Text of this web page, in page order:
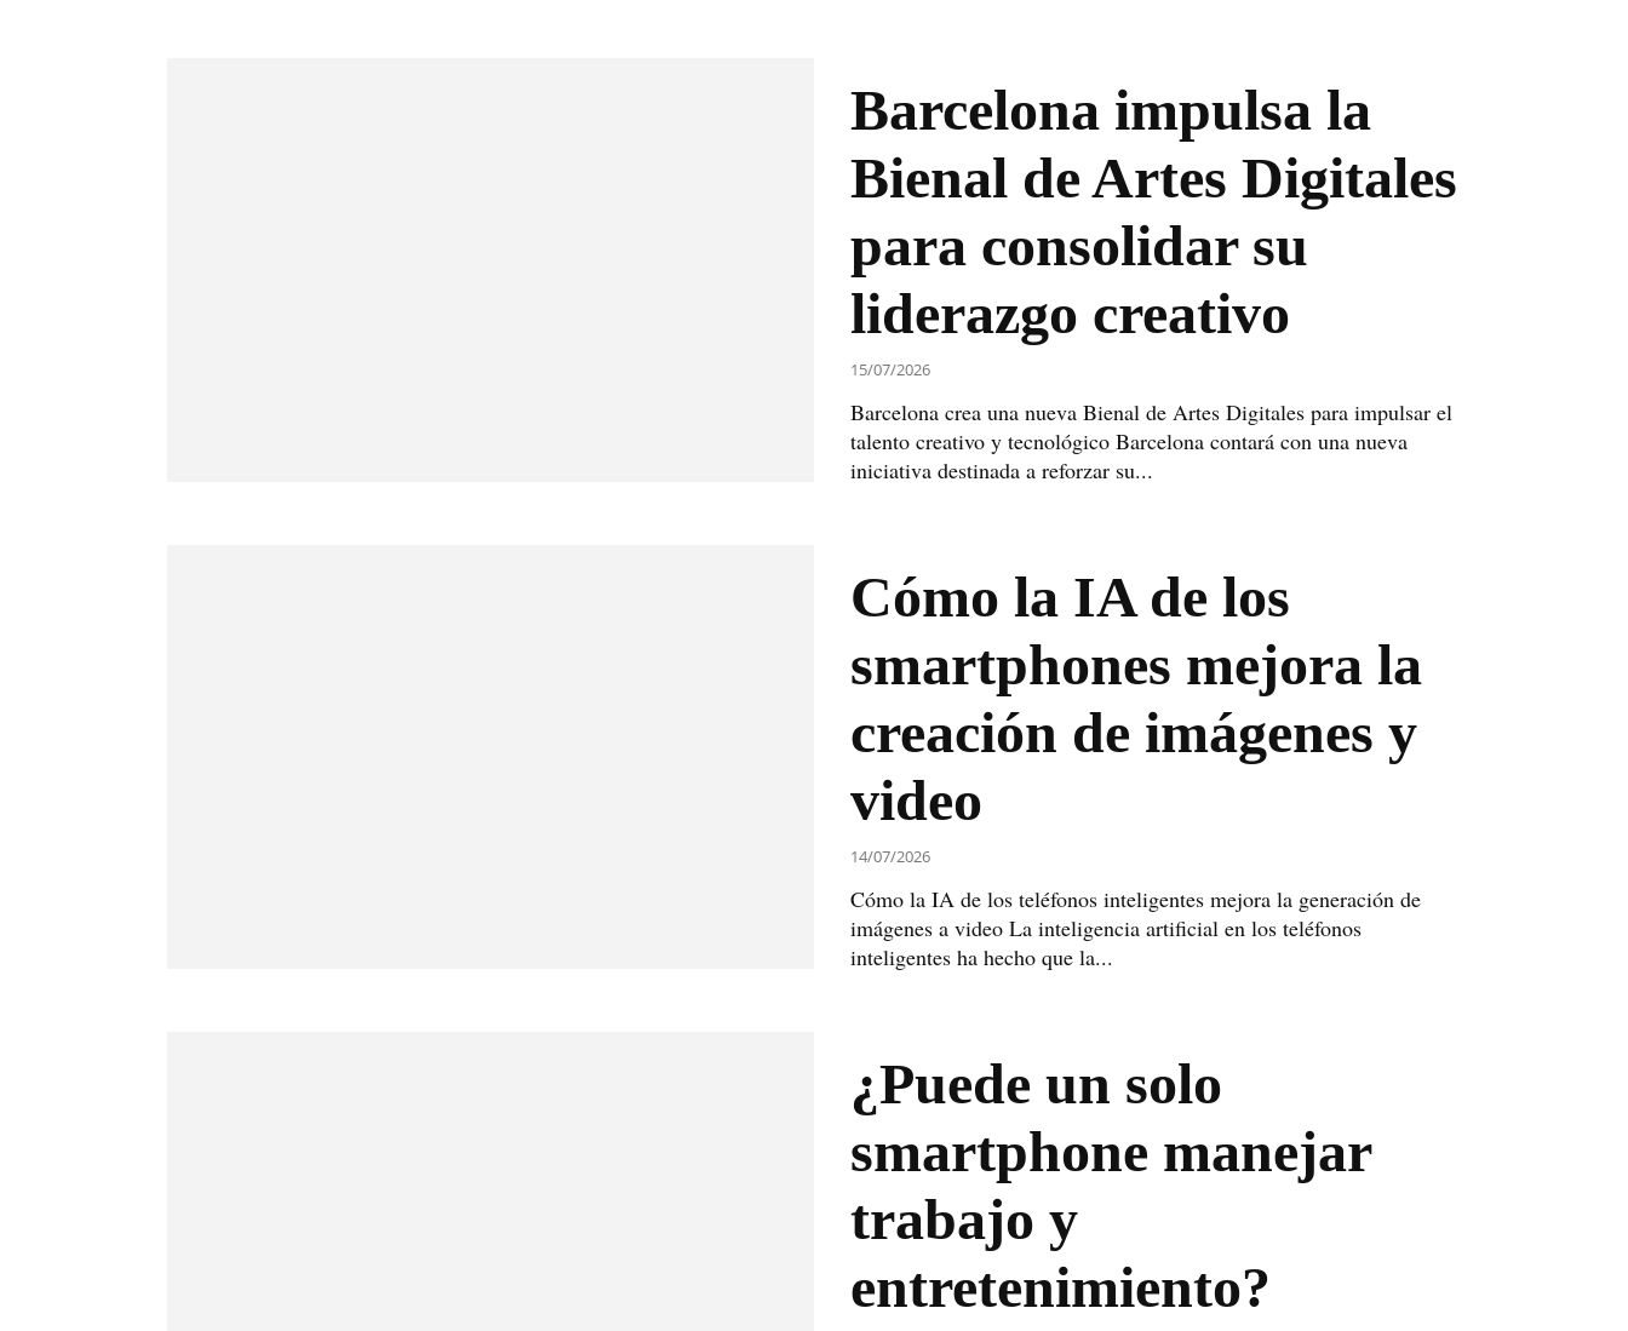
Barcelona impulsa la
Bienal de Artes Digitales
para consolidar su
liderazgo creativo
15/07/2026
Barcelona crea una nueva Bienal de Artes Digitales para impulsar el
talento creativo y tecnológico Barcelona contará con una nueva
iniciativa destinada a reforzar su...
Cómo la IA de los
smartphones mejora la
creación de imágenes y
video
14/07/2026
Cómo la IA de los teléfonos inteligentes mejora la generación de
imágenes a video La inteligencia artificial en los teléfonos
inteligentes ha hecho que la...
¿Puede un solo
smartphone manejar
trabajo y
entretenimiento?